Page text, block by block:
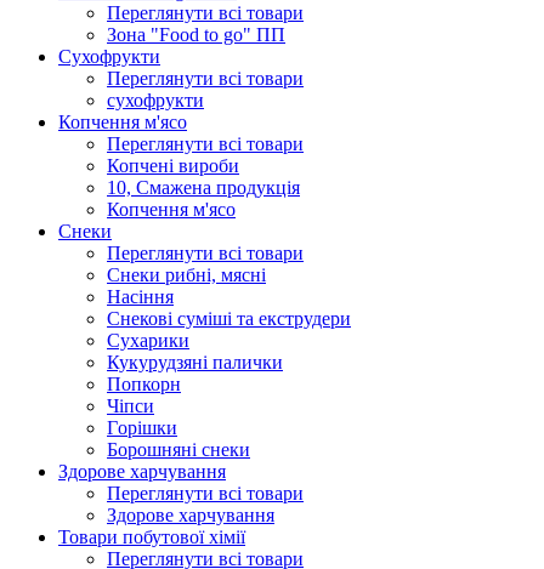
Переглянути всі товари
Зона "Food to go" ПП
Сухофрукти
Переглянути всі товари
сухофрукти
Копчення м'ясо
Переглянути всі товари
Копчені вироби
10, Смажена продукція
Копчення м'ясо
Снеки
Переглянути всі товари
Снеки рибні, мясні
Насіння
Снекові суміші та екструдери
Сухарики
Кукурудзяні пaлички
Попкорн
Чіпси
Гoрішки
Борошняні снеки
Здорове харчування
Переглянути всі товари
Здорове харчування
Товари побутової хімії
Переглянути всі товари